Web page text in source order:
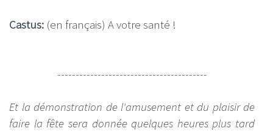
Castus: (en français) A votre santé !
-----------------------------------------
Et la démonstration de l'amusement et du plaisir de
faire la fête sera donnée quelques heures plus tard